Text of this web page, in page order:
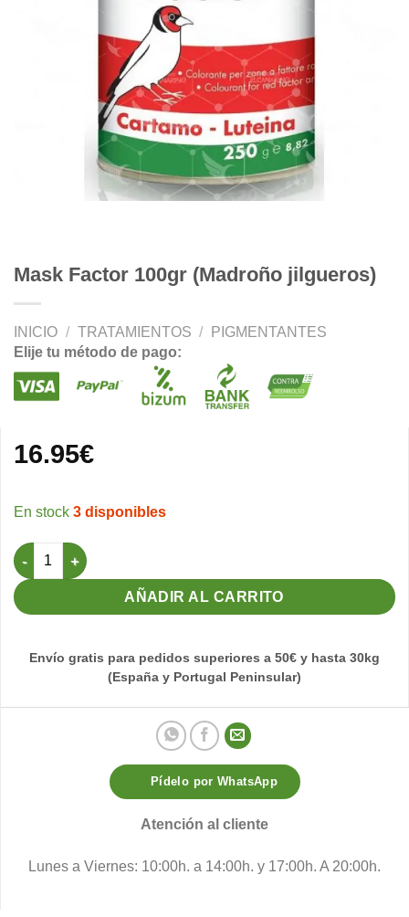
Mask Factor 100gr (Madroño jilgueros)
INICIO / TRATAMIENTOS /
PIGMENTANTES
Elije tu método de pago:
16.95€
3 disponibles
Mask Factor 100gr (Madroño jilgueros) cantidad
AÑADIR AL CARRITO
Envío gratis para pedidos superiores a 50€ y hasta 30kg
(España y Portugal Peninsular)
Pídelo por WhatsApp
Atención al cliente
Lunes a Viernes: 10:00h. a 14:00h. y 17:00h. A 20:00h.